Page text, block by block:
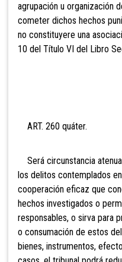
agrupación u organización
cometer dichos hechos
no constituyere una
10 del Título VI del Libro
ART. 260 quáter.
Será circunstancia
los delitos contemplados
cooperación eficaz que
hechos investigados o
responsables, o sirva para
o consumación de estos
bienes, instrumentos,